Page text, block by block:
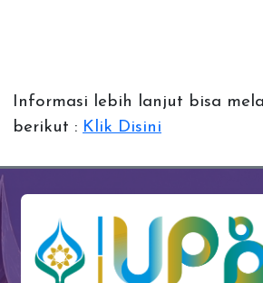
Informasi lebih lanjut bisa
berikut : Klik Disini